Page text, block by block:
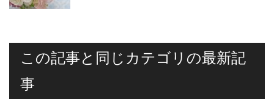
この記事と同じカテゴリの最新記
事